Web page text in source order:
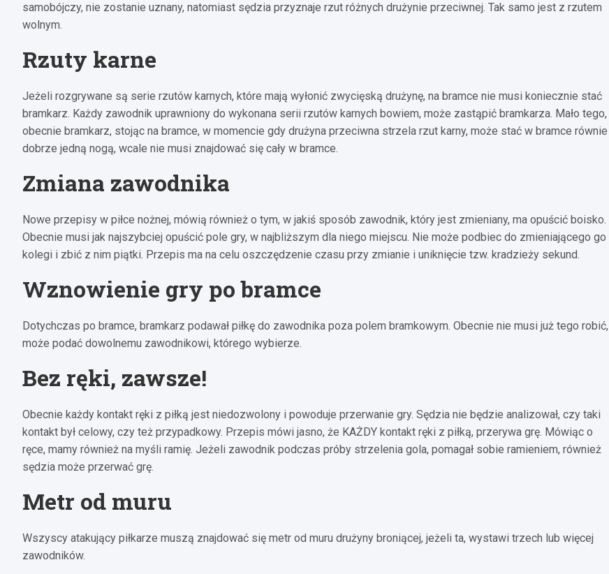
samobójczy, nie zostanie uznany, natomiast sędzia przyznaje rzut różnych drużynie przeciwnej. Tak samo jest z rzutem
wolnym.
Rzuty karne
Jeżeli rozgrywane są serie rzutów karnych, które mają wyłonić zwycięską drużynę, na bramce nie musi koniecznie stać
bramkarz. Każdy zawodnik uprawniony do wykonana serii rzutów karnych bowiem, może zastąpić bramkarza. Mało tego,
obecnie bramkarz, stojąc na bramce, w momencie gdy drużyna przeciwna strzela rzut karny, może stać w bramce równie
dobrze jedną nogą, wcale nie musi znajdować się cały w bramce.
Zmiana zawodnika
Nowe przepisy w piłce nożnej, mówią również o tym, w jakiś sposób zawodnik, który jest zmieniany, ma opuścić boisko.
Obecnie musi jak najszybciej opuścić pole gry, w najbliższym dla niego miejscu. Nie może podbiec do zmieniającego go
kolegi i zbić z nim piątki. Przepis ma na celu oszczędzenie czasu przy zmianie i uniknięcie tzw. kradzieży sekund.
Wznowienie gry po bramce
Dotychczas po bramce, bramkarz podawał piłkę do zawodnika poza polem bramkowym. Obecnie nie musi już tego robić,
może podać dowolnemu zawodnikowi, którego wybierze.
Bez ręki, zawsze!
Obecnie każdy kontakt ręki z piłką jest niedozwolony i powoduje przerwanie gry. Sędzia nie będzie analizował, czy taki
kontakt był celowy, czy też przypadkowy. Przepis mówi jasno, że KAŻDY kontakt ręki z piłką, przerywa grę. Mówiąc o
ręce, mamy również na myśli ramię. Jeżeli zawodnik podczas próby strzelenia gola, pomagał sobie ramieniem, również
sędzia może przerwać grę.
Metr od muru
Wszyscy atakujący piłkarze muszą znajdować się metr od muru drużyny broniącej, jeżeli ta, wystawi trzech lub więcej
zawodników.